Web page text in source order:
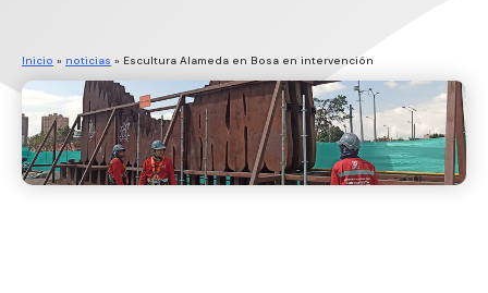
Inicio » noticias » Escultura Alameda en Bosa en intervención